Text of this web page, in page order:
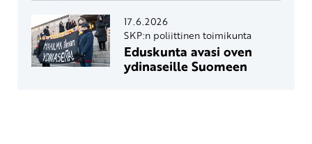
17.6.2026
SKP:n poliittinen toimikunta
Eduskunta avasi oven
ydinaseille Suomeen